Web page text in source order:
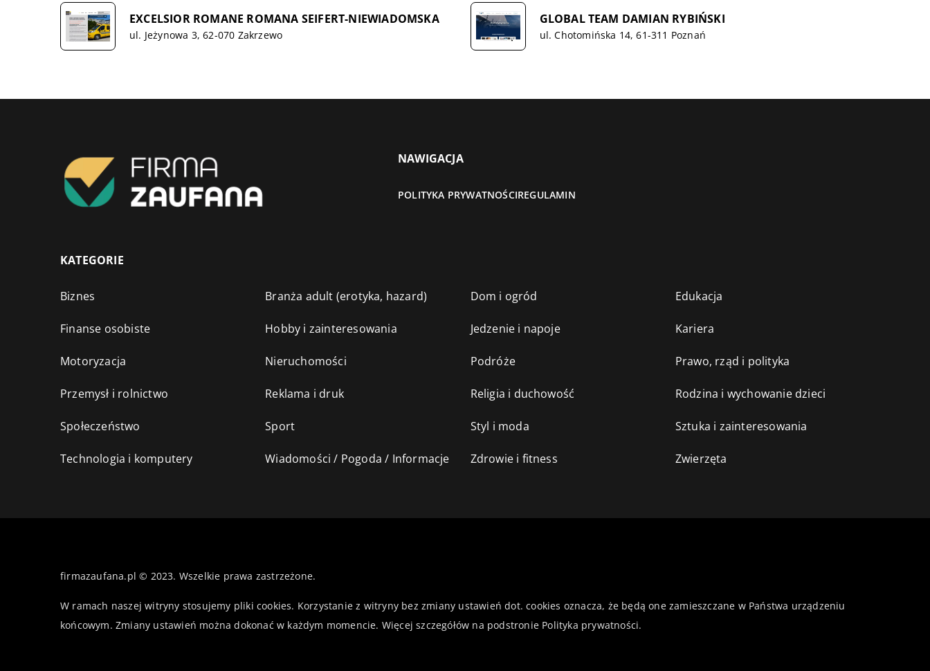
EXCELSIOR ROMANE ROMANA SEIFERT-NIEWIADOMSKA
ul. Jeżynowa 3, 62-070 Zakrzewo
GLOBAL TEAM DAMIAN RYBIŃSKI
ul. Chotomińska 14, 61-311 Poznań
NAWIGACJA
POLITYKA PRYWATNOŚCIREGULAMIN
KATEGORIE
Biznes Branża adult (erotyka, hazard) Dom i ogród Edukacja
Finanse osobiste Hobby i zainteresowania Jedzenie i napoje Kariera
Motoryzacja Nieruchomości Podróże Prawo, rząd i polityka
Przemysł i rolnictwo Reklama i druk Religia i duchowość Rodzina i wychowanie dzieci
Społeczeństwo Sport Styl i moda Sztuka i zainteresowania
Technologia i komputery Wiadomości / Pogoda / Informacje Zdrowie i fitness Zwierzęta
firmazaufana.pl © 2023. Wszelkie prawa zastrzeżone.
W ramach naszej witryny stosujemy pliki cookies. Korzystanie z witryny bez zmiany ustawień dot. cookies oznacza, że będą one zamieszczane w Państwa urządzeniu
końcowym. Zmiany ustawień można dokonać w każdym momencie. Więcej szczegółów na podstronie Polityka prywatności.